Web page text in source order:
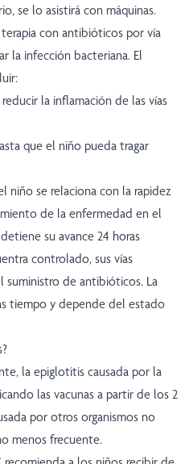
se lo asistirá con máquinas.
con antibióticos por vía
la infección bacteriana. El
la inflamación de las vías
que el niño pueda tragar
niño se relaciona con la rapidez
de la enfermedad en el
su avance 24 horas
controlado, sus vías
suministro de antibióticos. La
tiempo y depende del estado
la epiglotitis causada por la
las vacunas a partir de los 2
por otros organismos no
menos frecuente.